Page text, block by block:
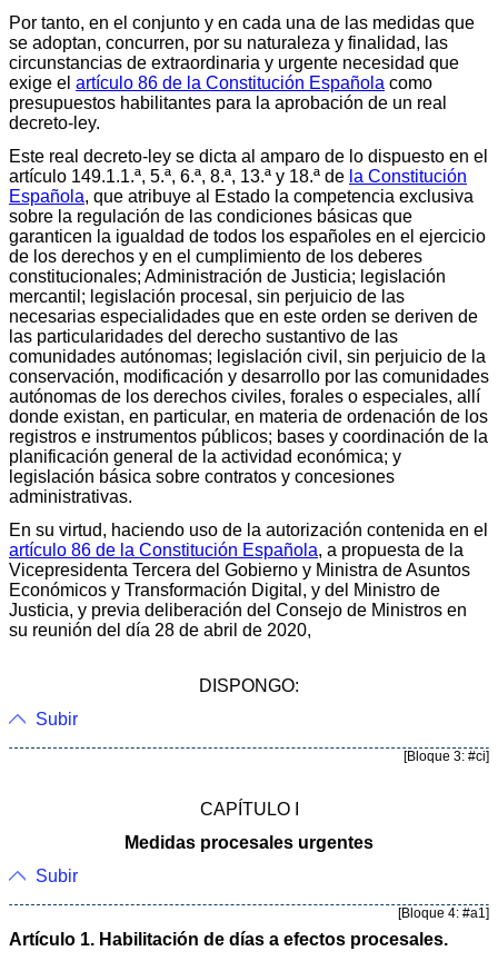
Por tanto, en el conjunto y en cada una de las medidas que
se adoptan, concurren, por su naturaleza y finalidad, las
circunstancias de extraordinaria y urgente necesidad que
exige el artículo 86 de la Constitución Española como
presupuestos habilitantes para la aprobación de un real
decreto-ley.
Este real decreto-ley se dicta al amparo de lo dispuesto en el
artículo 149.1.1.ª, 5.ª, 6.ª, 8.ª, 13.ª y 18.ª de la Constitución
Española, que atribuye al Estado la competencia exclusiva
sobre la regulación de las condiciones básicas que
garanticen la igualdad de todos los españoles en el ejercicio
de los derechos y en el cumplimiento de los deberes
constitucionales; Administración de Justicia; legislación
mercantil; legislación procesal, sin perjuicio de las
necesarias especialidades que en este orden se deriven de
las particularidades del derecho sustantivo de las
comunidades autónomas; legislación civil, sin perjuicio de la
conservación, modificación y desarrollo por las comunidades
autónomas de los derechos civiles, forales o especiales, allí
donde existan, en particular, en materia de ordenación de los
registros e instrumentos públicos; bases y coordinación de la
planificación general de la actividad económica; y
legislación básica sobre contratos y concesiones
administrativas.
En su virtud, haciendo uso de la autorización contenida en el
artículo 86 de la Constitución Española, a propuesta de la
Vicepresidenta Tercera del Gobierno y Ministra de Asuntos
Económicos y Transformación Digital, y del Ministro de
Justicia, y previa deliberación del Consejo de Ministros en
su reunión del día 28 de abril de 2020,
DISPONGO:
Subir
[Bloque 3: #ci]
CAPÍTULO I
Medidas procesales urgentes
Subir
[Bloque 4: #a1]
Artículo 1. Habilitación de días a efectos procesales.